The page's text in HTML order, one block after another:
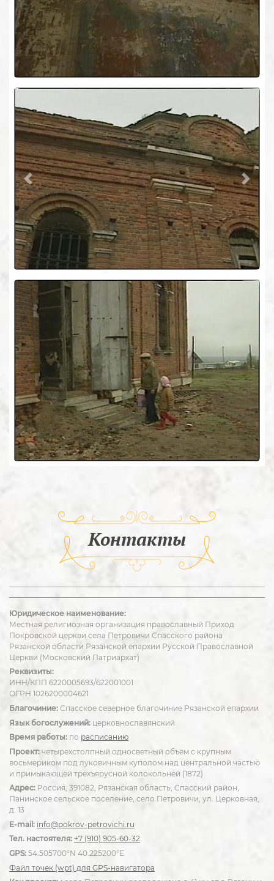
Previous Next
Контакты
Юридическое наименование:
Местная религиозная организация православный Приход
Покровской церкви села Петровичи Спасского района
Рязанской области Рязанской епархии Русской Православной
Церкви (Московский Патриархат)
Реквизиты:
ИНН/КПП 6220005693/622001001
ОГРН 1026200004621
Благочиние: Спасское северное благочиние Рязанской епархии
Язык богослужений: церковнославянский
Время работы: по расписанию
Проект: четырехстолпный односветный объём с крупным
восьмериком под луковичным куполом над центральной частью
и примыкающей трехъярусной колокольней (1872)
Адрес: Россия, 391082, Рязанская область, Спасский район,
Панинское сельское поселение, село Петровичи, ул. Церковная,
д. 13
E-mail: info@pokrov-petrovichi.ru
Тел. настоятеля: +7 (910) 905-60-32
GPS: 54.505700°N 40.225200°E
Файл точек (wpt) для GPS-навигатора